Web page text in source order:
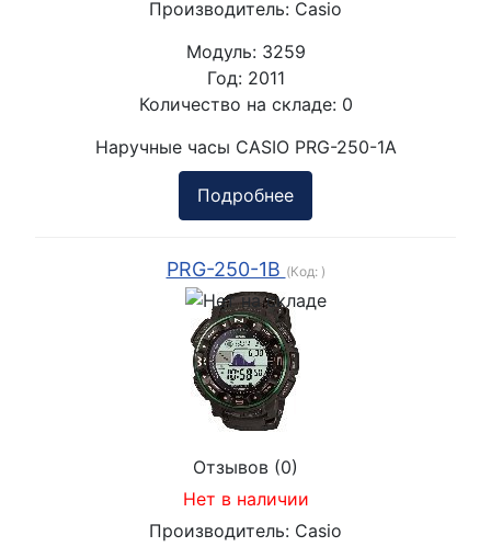
Производитель: Casio
Модуль: 3259
Год: 2011
Количество на складе: 0
Наручные часы CASIO PRG-250-1A
Подробнее
PRG-250-1B (Код: )
Отзывов (0)
Нет в наличии
Производитель: Casio